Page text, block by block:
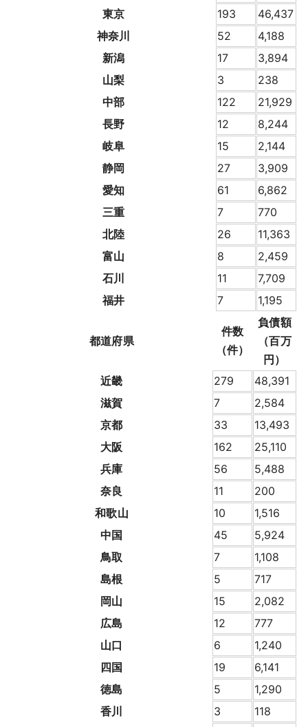
東京
193
46,437
神奈川
52
4,188
新潟
17
3,894
山梨
3
238
中部
122
21,929
長野
12
8,244
岐阜
15
2,144
静岡
27
3,909
愛知
61
6,862
三重
7
770
北陸
26
11,363
富山
8
2,459
石川
11
7,709
福井
7 1,195
都道府県
件数
（件）
負債額
（百万
円）
近畿
279
48,391
滋賀
7
2,584
京都
33
13,493
大阪
162
25,110
兵庫
56
5,488
奈良
11
200
和歌山
10
1,516
中国
45
5,924
鳥取
7
1,108
島根
5
717
岡山
15
2,082
広島
12
777
山口
6
1,240
四国
19
6,141
徳島
5
1,290
香川
3
118